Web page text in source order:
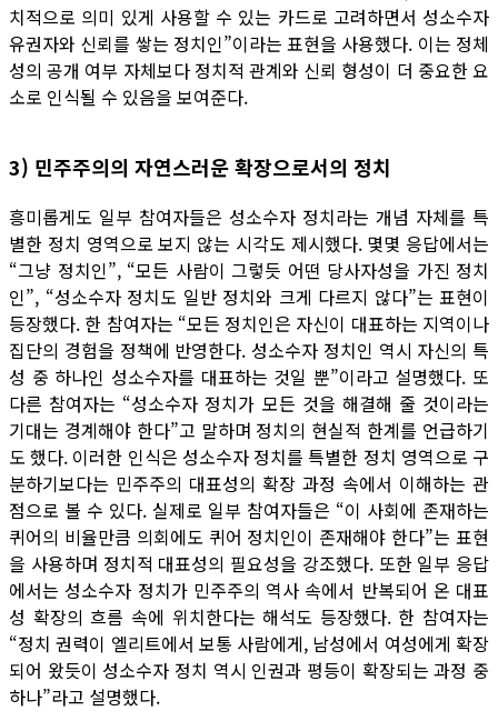
치적으로 의미 있게 사용할 수 있는 카드로 고려하면서 성소수자
유권자와 신뢰를 쌓는 정치인”이라는 표현을 사용했다. 이는 정체
성의 공개 여부 자체보다 정치적 관계와 신뢰 형성이 더 중요한 요
소로 인식될 수 있음을 보여준다.
3) 민주주의의 자연스러운 확장으로서의 정치
흥미롭게도 일부 참여자들은 성소수자 정치라는 개념 자체를 특
별한 정치 영역으로 보지 않는 시각도 제시했다. 몇몇 응답에서는
“그냥 정치인”, “모든 사람이 그렇듯 어떤 당사자성을 가진 정치
인”, “성소수자 정치도 일반 정치와 크게 다르지 않다”는 표현이
등장했다. 한 참여자는 “모든 정치인은 자신이 대표하는 지역이나
집단의 경험을 정책에 반영한다. 성소수자 정치인 역시 자신의 특
성 중 하나인 성소수자를 대표하는 것일 뿐”이라고 설명했다. 또
다른 참여자는 “성소수자 정치가 모든 것을 해결해 줄 것이라는
기대는 경계해야 한다”고 말하며 정치의 현실적 한계를 언급하기
도 했다. 이러한 인식은 성소수자 정치를 특별한 정치 영역으로 구
분하기보다는 민주주의 대표성의 확장 과정 속에서 이해하는 관
점으로 볼 수 있다. 실제로 일부 참여자들은 “이 사회에 존재하는
퀴어의 비율만큼 의회에도 퀴어 정치인이 존재해야 한다”는 표현
을 사용하며 정치적 대표성의 필요성을 강조했다. 또한 일부 응답
에서는 성소수자 정치가 민주주의 역사 속에서 반복되어 온 대표
성 확장의 흐름 속에 위치한다는 해석도 등장했다. 한 참여자는
“정치 권력이 엘리트에서 보통 사람에게, 남성에서 여성에게 확장
되어 왔듯이 성소수자 정치 역시 인권과 평등이 확장되는 과정 중
하나”라고 설명했다.